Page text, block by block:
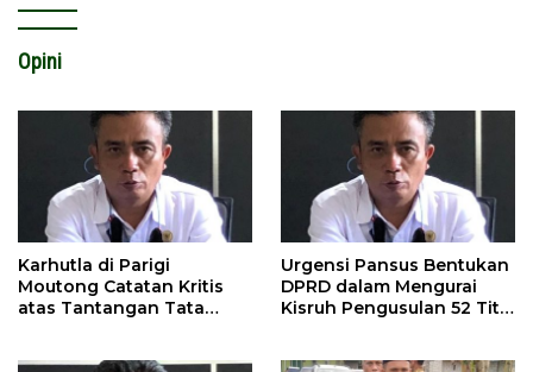
Opini
Karhutla di Parigi
Moutong Catatan Kritis
atas Tantangan Tata
Urgensi Pansus Bentukan
DPRD dalam Mengurai
Kisruh Pengusulan 52 Titik